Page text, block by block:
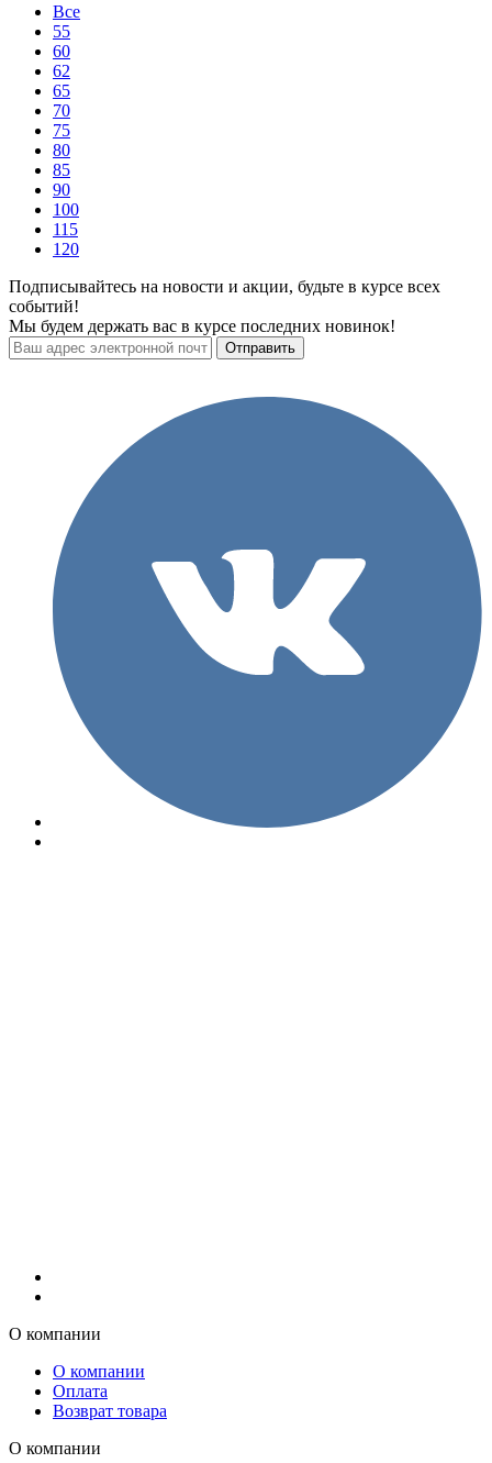
Все
55
60
62
65
70
75
80
85
90
100
115
120
Подписывайтесь на новости и акции, будьте в курсе всех
событий!
Мы будем держать вас в курсе последних новинок!
О компании
О компании
Оплата
Возврат товара
О компании